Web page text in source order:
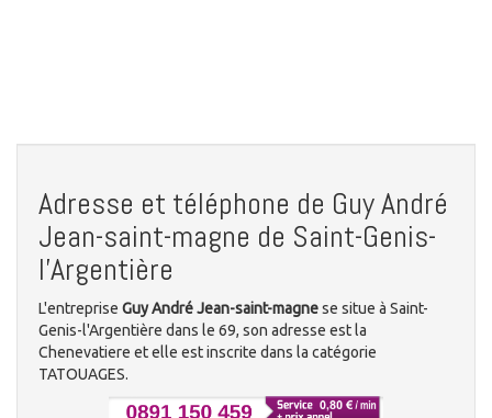
Adresse et téléphone de Guy André
Jean-saint-magne de Saint-Genis-
l'Argentière
L'entreprise Guy André Jean-saint-magnese situe à Saint-
Genis-l'Argentière dans le 69, son adresse est la
Chenevatiere et elle est inscrite dans la catégorie
TATOUAGES.